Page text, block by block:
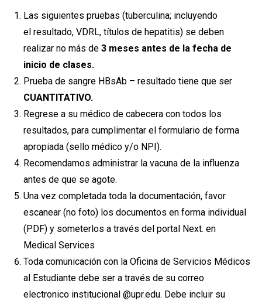
Las siguientes pruebas (tuberculina; incluyendo
el resultado, VDRL, títulos de hepatitis) se deben
realizar no más de 3 meses antes de la fecha de
inicio de clases.
Prueba de sangre HBsAb – resultado tiene que ser
CUANTITATIVO.
Regrese a su médico de cabecera con todos los
resultados, para cumplimentar el formulario de forma
apropiada (sello médico y/o NPI).
Recomendamos administrar la vacuna de la influenza
antes de que se agote.
Una vez completada toda la documentación, favor
escanear (no foto) los documentos en forma individual
(PDF) y someterlos a través del portal Next. en
Medical Services
Toda comunicación con la Oficina de Servicios Médicos
al Estudiante debe ser a través de su correo
electronico institucional @upr.edu. Debe incluir su